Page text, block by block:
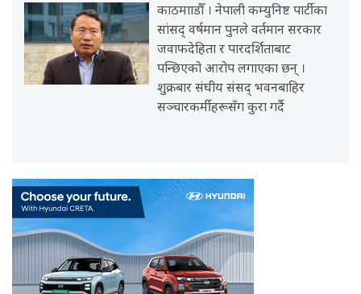
काठमााडौँ । नेपाली कम्युनिष्ट पार्टीका
सांसद् वर्षमान पुनले वर्तमान सरकार
जवाफदेहिता र पारदर्शिताबाट
पन्छिएको आरोप लगाएका छन् ।
शुक्रबार संघीय संसद् भवनबाहिर
सञ्चारकर्मीहरूसँग कुरा गर्दै